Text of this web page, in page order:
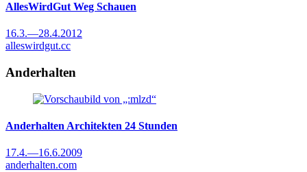
AllesWirdGut Weg Schauen
16.3.—28.4.2012
alleswirdgut.cc
Anderhalten
Anderhalten Architekten 24 Stunden
17.4.—16.6.2009
anderhalten.com